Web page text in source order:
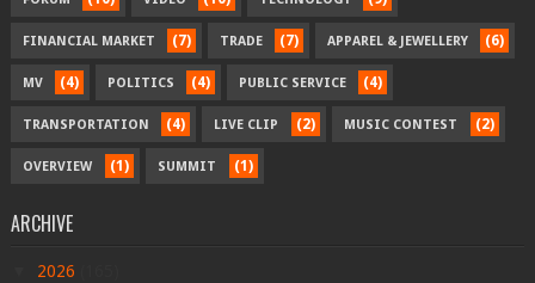
FINANCIAL MARKET (7) TRADE (7) APPAREL & JEWELLERY (6)
MV (4) POLITICS (4) PUBLIC SERVICE (4)
TRANSPORTATION (4) LIVE CLIP (2) MUSIC CONTEST (2)
OVERVIEW (1) SUMMIT (1)
ARCHIVE
2026